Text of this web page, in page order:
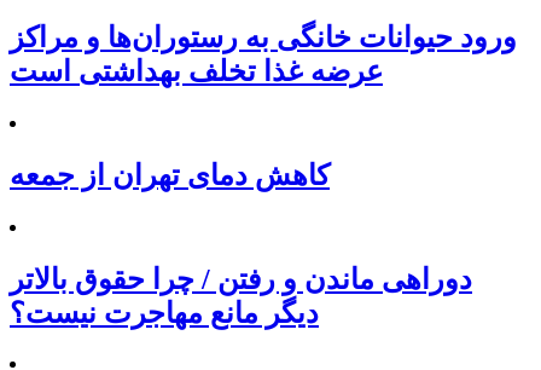
ورود حیوانات خانگی به رستوران‌ها و مراکز
عرضه غذا تخلف بهداشتی است
کاهش دمای تهران از جمعه
دوراهی ماندن و رفتن / چرا حقوق بالاتر
دیگر مانع مهاجرت نیست؟